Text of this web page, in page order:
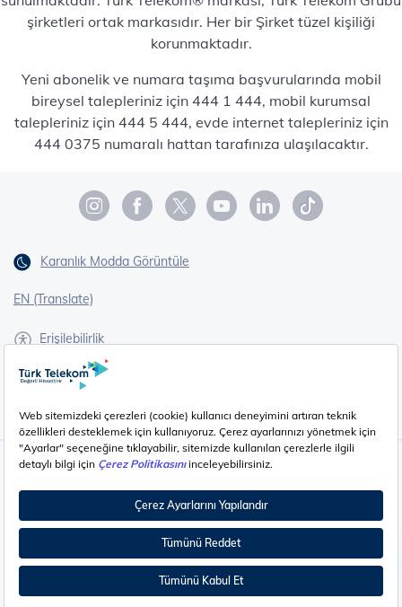
şirketleri ortak markasıdır. Her bir Şirket tüzel kişiliği
korunmaktadır.
Yeni abonelik ve numara taşıma başvurularında mobil
bireysel talepleriniz için 444 1 444, mobil kurumsal
talepleriniz için 444 5 444, evde internet talepleriniz için
444 0375 numaralı hattan tarafınıza ulaşılacaktır.
Karanlık Modda Görüntüle
EN (Translate)
Erişilebilirlik
İşaret Dili Çevirisi
Çerez Ayarları